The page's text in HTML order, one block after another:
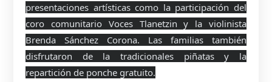
presentaciones artísticas como la participación del
coro comunitario Voces Tlanetzin y la violinista
Brenda Sánchez Corona. Las familias también
disfrutaron de la tradicionales piñatas y la
repartición de ponche gratuito.